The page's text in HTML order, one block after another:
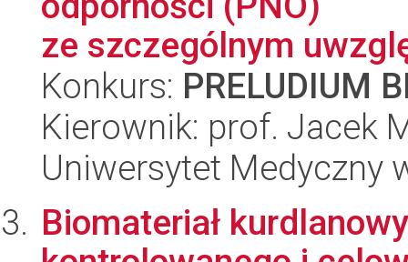
ze szczególnym
Konkurs: PRELUDIUM
Kierownik: prof. Jacek
Uniwersytet Medyczny
Biomateriał